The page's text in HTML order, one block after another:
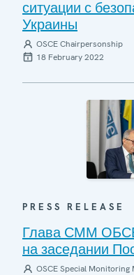
ситуации с
Украины
OSCE Chairpersonship
18 February 2022
PRESS RELEASE
Глава СММ
на заседании
OSCE Special